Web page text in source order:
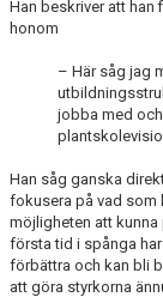
Han beskriver att
honom
– Här såg jag
jobba med
Han såg ganska
fokusera på vad som
möjligheten att kunna
första tid i spånga
förbättra och kan bli
att göra styrkorna